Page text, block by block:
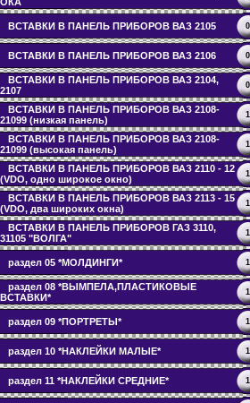
ВСТАВКИ В ПАНЕЛЬ ПРИБОРОВ ВАЗ 2105
ВСТАВКИ В ПАНЕЛЬ ПРИБОРОВ ВАЗ 2106
ВСТАВКИ В ПАНЕЛЬ ПРИБОРОВ ВАЗ 2104,
2107
ВСТАВКИ В ПАНЕЛЬ ПРИБОРОВ ВАЗ 2108-
21099 (низкая панель)
ВСТАВКИ В ПАНЕЛЬ ПРИБОРОВ ВАЗ 2108-
21099 (высокая панель)
ВСТАВКИ В ПАНЕЛЬ ПРИБОРОВ ВАЗ 2110 - 12
(VDO, одно широкое окно)
ВСТАВКИ В ПАНЕЛЬ ПРИБОРОВ ВАЗ 2113 - 15
(VDO, два широких окна)
ВСТАВКИ В ПАНЕЛЬ ПРИБОРОВ ГАЗ 3110,
31105 "ВОЛГА"
раздел 05 *МОЛДИНГИ*
раздел 08 *ВЫМПЕЛА,ПЛАСТИКОВЫЕ
ВСТАВКИ*
раздел 09 *ПОРТРЕТЫ*
раздел 10 *НАКЛЕЙКИ МАЛЫЕ*
раздел 11 *НАКЛЕЙКИ СРЕДНИЕ*